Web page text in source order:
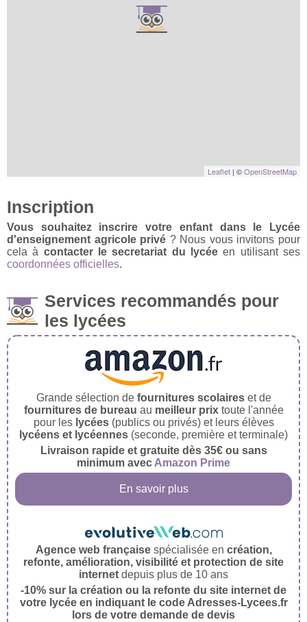
Leaflet | ©OpenStreetMap
Inscription
Vous souhaitez inscrire votre enfant dans le Lycée
d'enseignement agricole privé ? Nous vous invitons pour
cela à contacter le secretariat du lycée en utilisant ses
coordonnées officielles.
Services recommandés pour
les lycées
Grande sélection de fournitures scolaireset de
fournitures de bureau au meilleur prixtoute l'année
pour les lycées(publics ou privés) et leurs élèves
lycéens et lycéennes (seconde, première et terminale)
Livraison rapide et gratuite dès 35€ ou sans
minimum avec Amazon Prime
En savoir plus
Agence web françaisespécialisée en création,
refonte, amélioration, visibilité et protection de site
internet depuis plus de 10 ans
-10% sur la création ou la refonte du site internet de
votre lycée en indiquant le code Adresses-Lycees.fr
lors de votre demande de devis